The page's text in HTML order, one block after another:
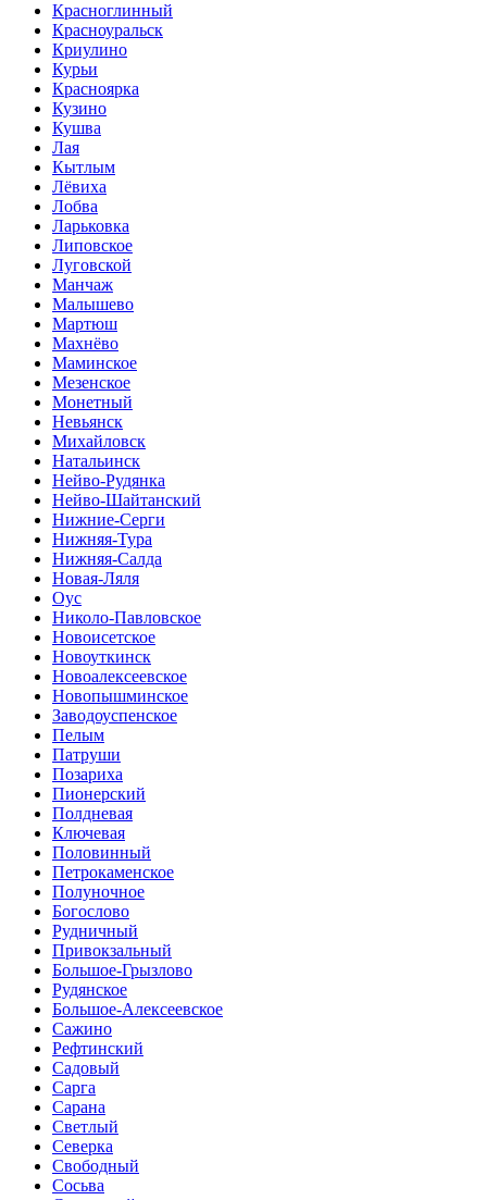
Красноглинный
Красноуральск
Криулино
Курьи
Красноярка
Кузино
Кушва
Лая
Кытлым
Лёвиха
Лобва
Ларьковка
Липовское
Луговской
Манчаж
Малышево
Мартюш
Махнёво
Маминское
Мезенское
Монетный
Невьянск
Михайловск
Натальинск
Нейво-Рудянка
Нейво-Шайтанский
Нижние-Серги
Нижняя-Тура
Нижняя-Салда
Новая-Ляля
Оус
Николо-Павловское
Новоисетское
Новоуткинск
Новоалексеевское
Новопышминское
Заводоуспенское
Пелым
Патруши
Позариха
Пионерский
Полдневая
Ключевая
Половинный
Петрокаменское
Полуночное
Богослово
Рудничный
Привокзальный
Большое-Грызлово
Рудянское
Большое-Алексеевское
Сажино
Рефтинский
Садовый
Сарга
Сарана
Светлый
Северка
Свободный
Сосьва